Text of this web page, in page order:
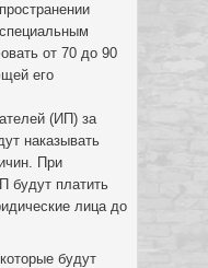
от 70 до 90
его
(ИП) за
наказывать
При
будут платить
лица до
будут